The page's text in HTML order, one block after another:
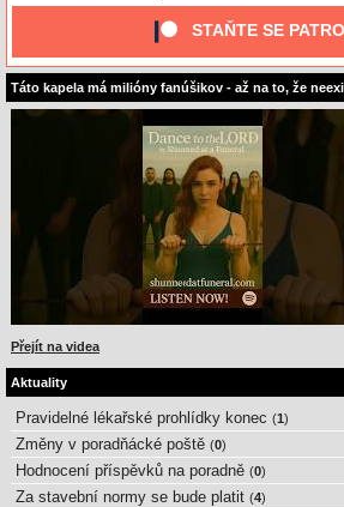
STAŇTE SE
Táto kapela má milióny fanúšikov - až na to, že
Přejít na videa
Aktuality
Pravidelné lékařské prohlídky konec (1)
Změny v poradňácké poště (0)
Hodnocení příspěvků na poradně (0)
Za stavební normy se bude platit (4)